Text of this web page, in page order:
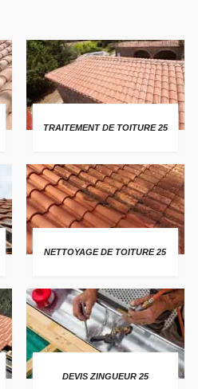
TRAITEMENT DE TOITURE 25
NETTOYAGE DE TOITURE 25
DEVIS ZINGUEUR 25